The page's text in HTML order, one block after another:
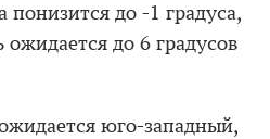
понизится до -1 градуса,
до 6 градусов
юго-западный,